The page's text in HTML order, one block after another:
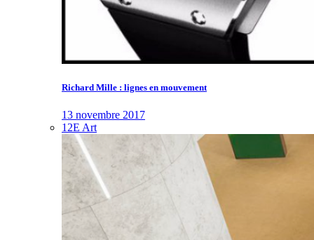
Richard Mille : lignes en mouvement
13 novembre 2017
12E Art